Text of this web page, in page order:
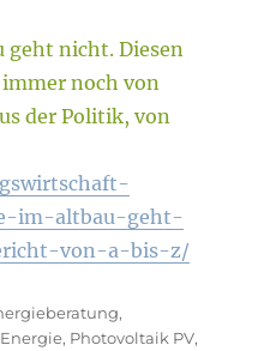
geht nicht. Diesen
noch von
der Politik, von
im-altbau-geht-
von-a-bis-z/
,
, Photovoltaik PV,